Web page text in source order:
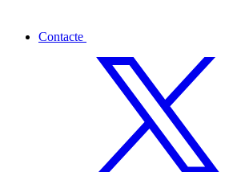
Contacte